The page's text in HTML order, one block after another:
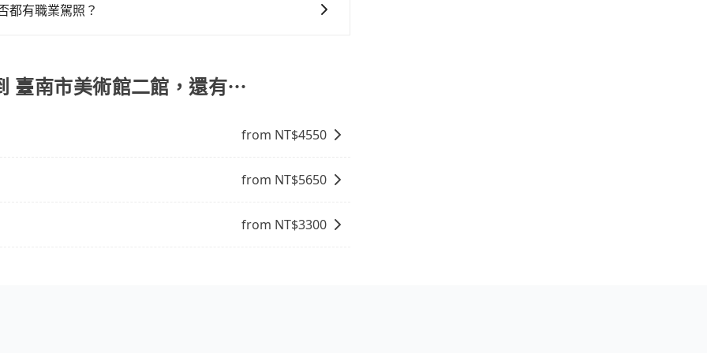
都有職業駕照？
臺南市美術館二館，還有⋯
from NT$4550
from NT$5650
from NT$3300